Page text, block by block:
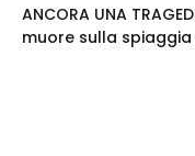
ANCORA UNA
muore sulla spiaggia